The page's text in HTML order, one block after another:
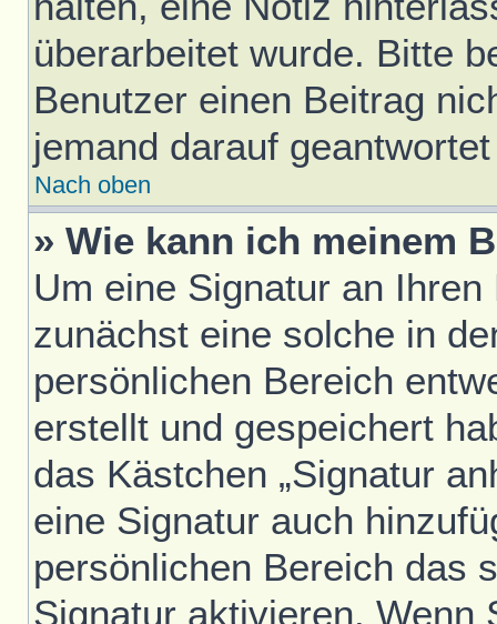
überarbeitet wurde. Bitte
Benutzer einen Beitrag
jemand darauf
Nach oben
» Wie kann ich meinem
Um eine Signatur an
zunächst eine solche in
persönlichen Bereich
erstellt und gespeichert
das Kästchen „Signatur
eine Signatur auch
persönlichen Bereich das
Signatur aktivieren. Wenn